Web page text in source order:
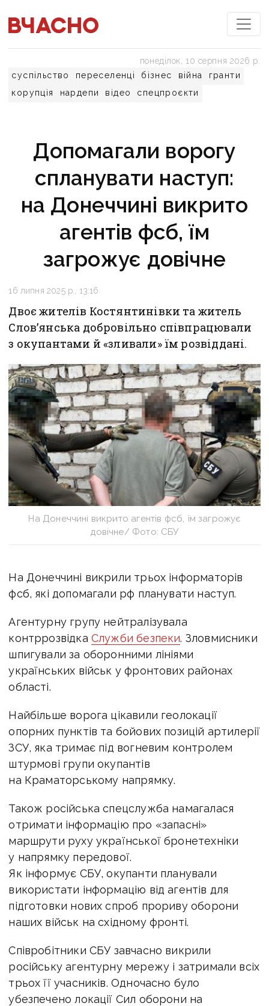
суспільство переселенці бізнес війна
гранти
корупція
нардепи відео спецпроєкти
понеділок, 10 серпня 2026 р.
Допомагали ворогу
спланувати наступ:
на Донеччині викрито
агентів фсб, їм
загрожує довічне
16 липня 2025 р., 13:16
Двоє жителів Костянтинівки та житель
Слов’янська добровільно співпрацювали
з окупантами й «зливали» їм розвіддані.
На Донеччині викрито агентів фсб, їм загрожує
довічне/ Фото: СБУ
На Донеччині викрили трьох інформаторів
фсб, які допомагали рф планувати наступ.
Агентурну групу нейтралізувала
контррозвідка Служби безпеки. Зловмисники
шпигували за оборонними лініями
українських військ у фронтових районах
області.
Найбільше ворога цікавили геолокації
опорних пунктів та бойових позицій артилерії
ЗСУ, яка тримає під вогневим контролем
штурмові групи окупантів
на Краматорському напрямку.
Також російська спецслужба намагалася
отримати інформацію про «запасні»
маршрути руху української бронетехніки
у напрямку передової.
Як інформує СБУ, окупанти планували
використати інформацію від агентів для
підготовки нових спроб прориву оборони
наших військ на східному фронті.
Співробітники СБУ завчасно викрили
російську агентурну мережу і затримали всіх
трьох її учасників. Одночасно було
убезпечено локації Сил оборони на